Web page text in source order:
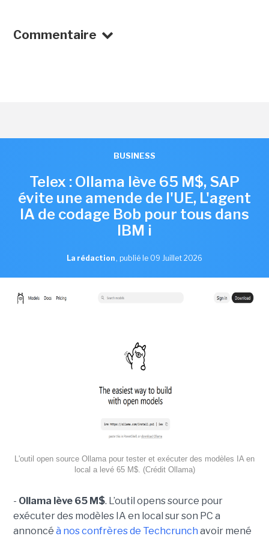
Commentaire
BUSINESS
Telex : Ollama lève 65 M$, SAP
évite une amende de l'UE, L'agent
IA de codage Bob pour tous dans
IBM i
La rédaction , publié le 09 Juillet 2026
L'outil open source Ollama pour tester et exécuter des modèles IA en
local a levé 65 M$. (Crédit Ollama)
- Ollama lève 65 M$. L’outil opens source pour
exécuter des modèles IA en local sur son PC a
annoncé à nos confrères de Techcrunch avoir mené